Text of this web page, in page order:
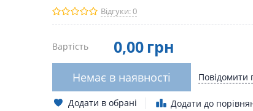
Відгуки: 0
Вартість 0,00 грн
Немає в наявності Повідомити
Додати в обрані Додати до